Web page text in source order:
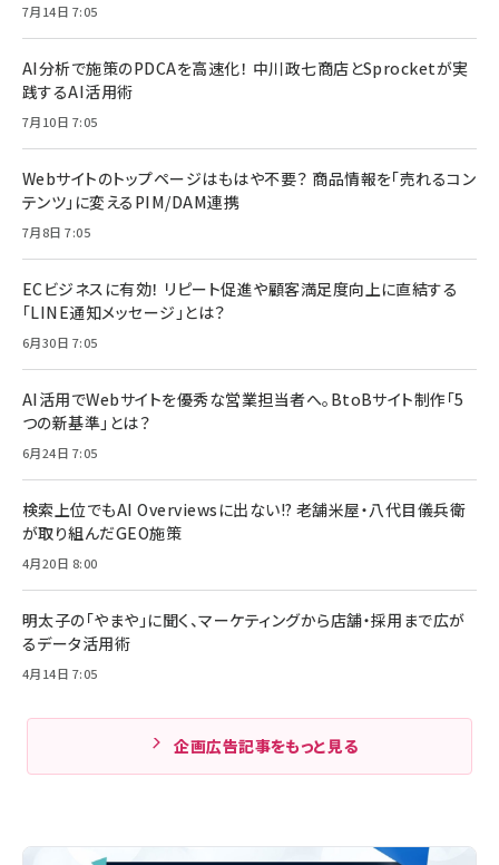
7月14日 7:05
AI分析で施策のPDCAを高速化！ 中川政七商店とSprocketが実
践するAI活用術
7月10日 7:05
Webサイトのトップページはもはや不要？ 商品情報を「売れるコン
テンツ」に変えるPIM/DAM連携
7月8日 7:05
ECビジネスに有効！ リピート促進や顧客満足度向上に直結する
「LINE通知メッセージ」とは？
6月30日 7:05
AI活用でWebサイトを優秀な営業担当者へ。BtoBサイト制作「5
つの新基準」とは？
6月24日 7:05
検索上位でもAI Overviewsに出ない!? 老舗米屋・八代目儀兵衛
が取り組んだGEO施策
4月20日 8:00
明太子の「やまや」に聞く、マーケティングから店舗・採用まで広が
るデータ活用術
4月14日 7:05
企画広告記事をもっと見る